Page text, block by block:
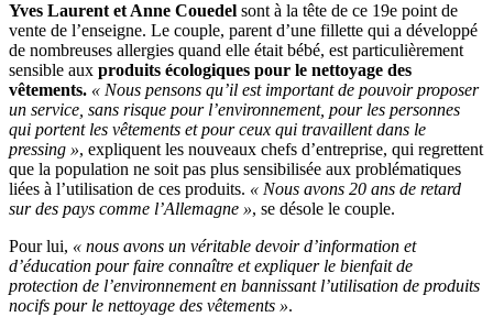
Yves Laurent et Anne Couedel sont à la tête de ce 19e point de
vente de l’enseigne. Le couple, parent d’une fillette qui a développé
de nombreuses allergies quand elle était bébé, est particulièrement
sensible aux produits écologiques pour le nettoyage des
vêtements. « Nous pensons qu’il est important de pouvoir proposer
un service, sans risque pour l’environnement, pour les personnes
qui portent les vêtements et pour ceux qui travaillent dans le
pressing », expliquent les nouveaux chefs d’entreprise, qui regrettent
que la population ne soit pas plus sensibilisée aux problématiques
liées à l’utilisation de ces produits. « Nous avons 20 ans de retard
sur des pays comme l’Allemagne », se désole le couple.
Pour lui, « nous avons un véritable devoir d’information et
d’éducation pour faire connaître et expliquer le bienfait de
protection de l’environnement en bannissant l’utilisation de produits
nocifs pour le nettoyage des vêtements ».